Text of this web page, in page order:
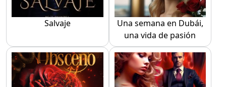
Salvaje
Una semana en Dubái,
una vida de pasión